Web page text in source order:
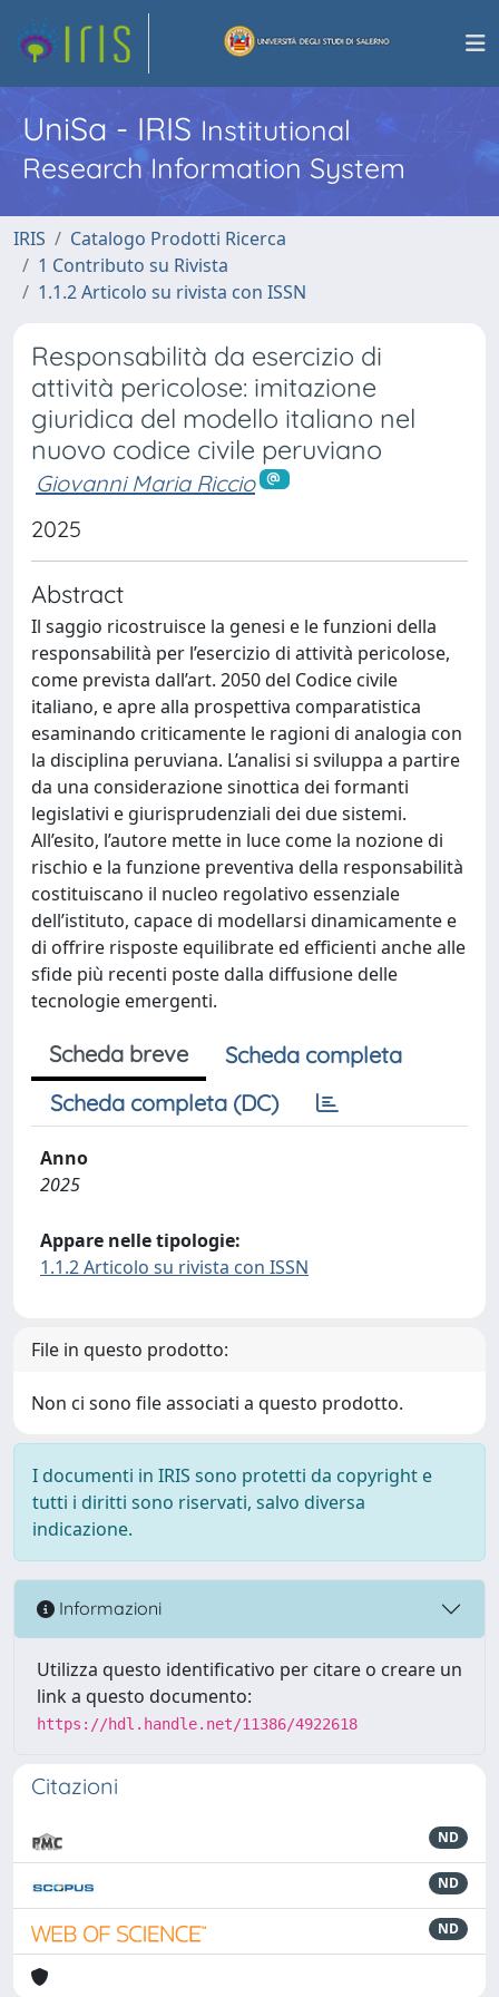
UniSa - IRISInstitutional
Research Information System
IRIS
Catalogo Prodotti Ricerca
1 Contributo su Rivista
1.1.2 Articolo su rivista con ISSN
Responsabilità da esercizio di
attività pericolose: imitazione
giuridica del modello italiano nel
nuovo codice civile peruviano
Giovanni Maria Riccio
2025
Abstract
Il saggio ricostruisce la genesi e le funzioni della
responsabilità per l’esercizio di attività pericolose,
come prevista dall’art. 2050 del Codice civile
italiano, e apre alla prospettiva comparatistica
esaminando criticamente le ragioni di analogia con
la disciplina peruviana. L’analisi si sviluppa a partire
da una considerazione sinottica dei formanti
legislativi e giurisprudenziali dei due sistemi.
All’esito, l’autore mette in luce come la nozione di
rischio e la funzione preventiva della responsabilità
costituiscano il nucleo regolativo essenziale
dell’istituto, capace di modellarsi dinamicamente e
di offrire risposte equilibrate ed efficienti anche alle
sfide più recenti poste dalla diffusione delle
tecnologie emergenti.
Scheda breve
Scheda completa
Scheda completa (DC)
Anno
2025
Appare nelle tipologie:
1.1.2 Articolo su rivista con ISSN
File in questo prodotto:
Non ci sono file associati a questo prodotto.
I documenti in IRIS sono protetti da copyright e
tutti i diritti sono riservati, salvo diversa
indicazione.
Informazioni
Utilizza questo identificativo per citare o creare un
link a questo documento:
https://hdl.handle.net/11386/4922618
Citazioni
ND
ND
ND